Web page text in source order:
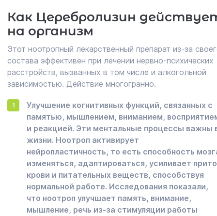
Как Церебролизин
на организм
Этот ноотропный лекарственный препарат из-за
состава эффективен при лечении нервно-психических
расстройств, вызванных в том числе и алкогольной
зависимостью. Действие многогранно.
Улучшение когнитивных функций, связанных с
памятью, мышлением, вниманием,
и реакцией. Эти ментальные процессы важны
жизни. Ноотроп активирует
нейропластичность, то есть способность
изменяться, адаптироваться, усиливает
крови и питательных веществ, способствуя
нормальной работе. Исследования показали,
что ноотроп улучшает память, внимание,
мышление, речь из-за стимуляции работы